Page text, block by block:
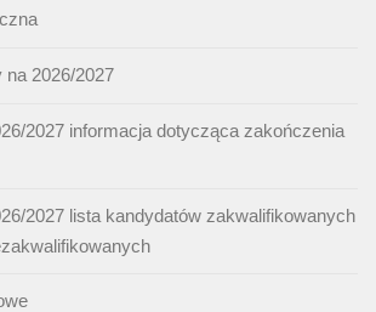
na 2026/2027
2027 informacja dotycząca zakończenia
2027 lista kandydatów zakwalifikowanych